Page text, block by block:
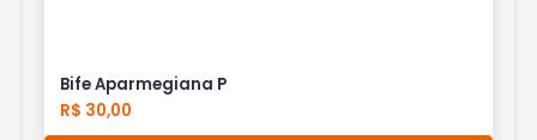
Bife Aparmegiana P
R$ 30,00